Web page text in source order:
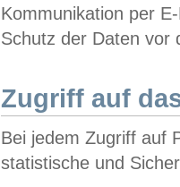
Kommunikation per
Schutz der Daten vor
Zugriff auf
Bei jedem Zugriff auf
statistische und